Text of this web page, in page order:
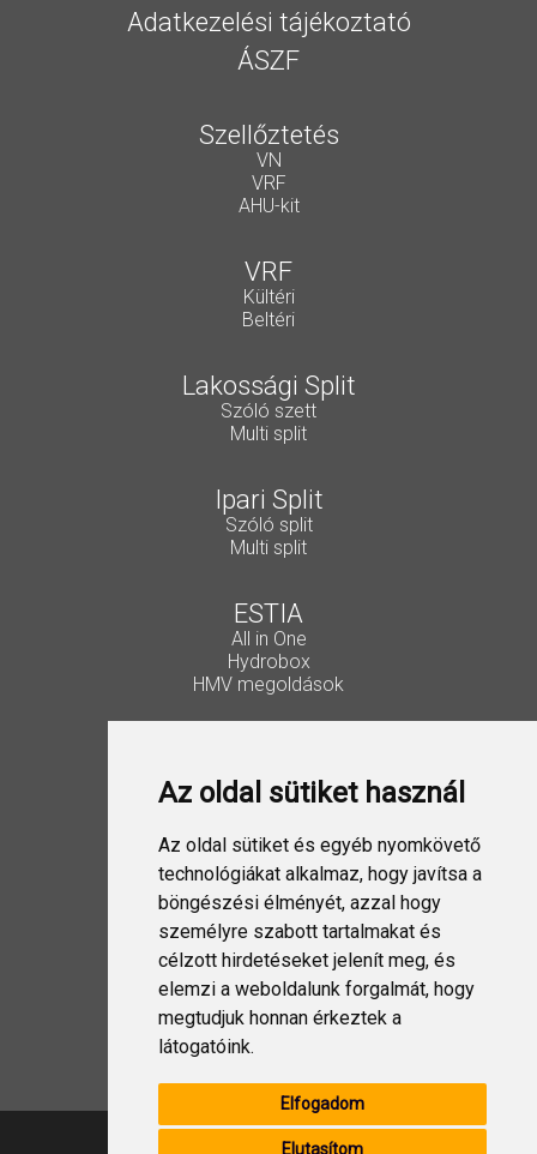
Az oldal sütiket használ
Az oldal sütiket és egyéb nyomkövető
technológiákat alkalmaz, hogy javítsa a
böngészési élményét, azzal hogy
személyre szabott tartalmakat és
célzott hirdetéseket jelenít meg, és
elemzi a weboldalunk forgalmát, hogy
megtudjuk honnan érkeztek a
látogatóink.
Elfogadom
Elutasítom
Adatkezelési tájékoztató
ÁSZF
Szellőztetés
VN
VRF
AHU-kit
VRF
Kültéri
Beltéri
Lakossági Split
Szóló szett
Multi split
Ipari Split
Szóló split
Multi split
ESTIA
All in One
Hydrobox
HMV megoldások
Lakossági Split
Ipari Split
ESTIA
Szellőztetés
Folyadékhűtő
USX EDGE
Design Split